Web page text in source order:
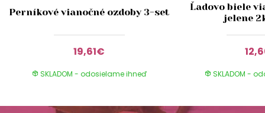
Perníkové vianočné ozdoby 3-set
19,61€
SKLADOM - odosielame ihneď
Ľadovo biele
jelene
SKLADOM -